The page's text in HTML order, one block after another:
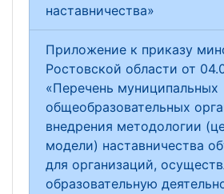
наставничества»
Приложение к приказу
Ростовской области от
«Перечень муниципальных
общеобразовательных
внедрения методологии
модели) наставничества
для организаций,
образовательную